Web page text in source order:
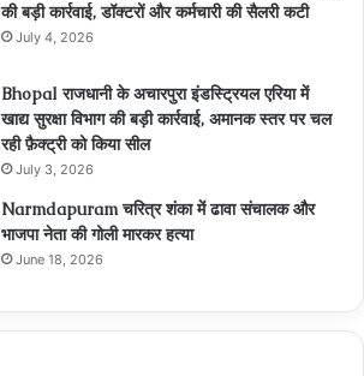
की बड़ी कार्रवाई, डॉक्टरों और कर्मचारी की सैलरी कटी
July 4, 2026
Bhopal राजधानी के अचारपुरा इंडस्ट्रियल एरिया में
खाद्य सुरक्षा विभाग की बड़ी कार्रवाई, अमानक स्तर पर चल
रही फ़ैक्ट्री को किया सील
July 3, 2026
Narmdapuram चरित्र शंका में ढावा संचालक और
भाजपा नेता की गोली मारकर हत्या
June 18, 2026